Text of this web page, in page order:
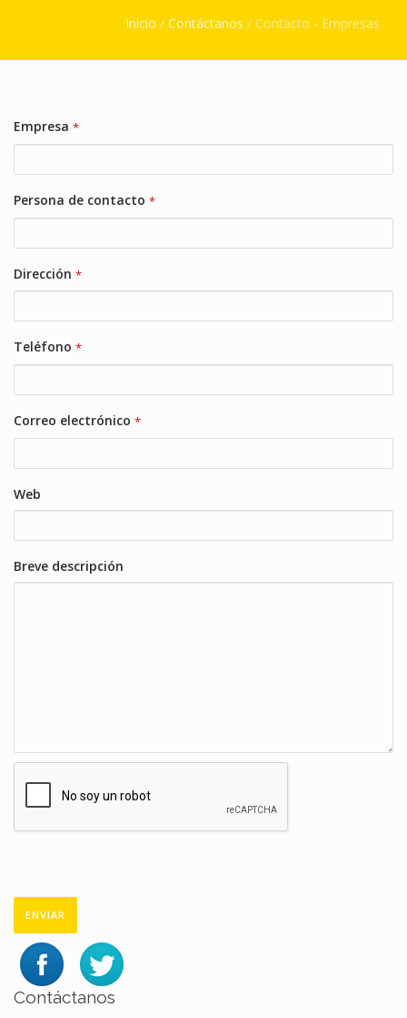
Usted está aquí
Inicio / Contáctanos / Contacto - Empresas
Empresa *
Persona de contacto *
Dirección *
Teléfono *
Correo electrónico *
Web
Breve descripción
Contáctanos